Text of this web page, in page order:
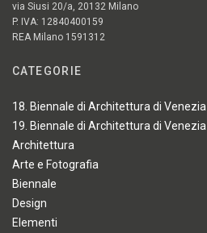
via Siusi 20/a, 20132 Milano
P. IVA: 12840400159
REA Milano 1591312
CATEGORIE
18. Biennale di Architettura di Venezia
19. Biennale di Architettura di Venezia
Architettura
Arte e Fotografia
Biennale
Design
Elementi